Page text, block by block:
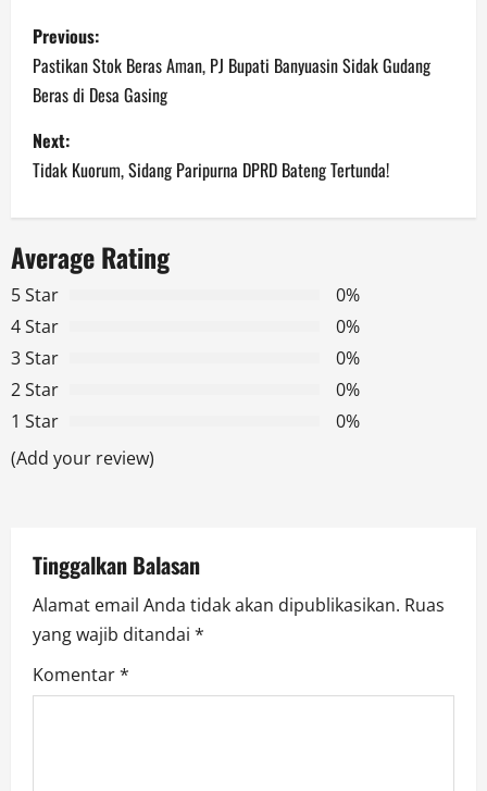
P
o
s
t
n
a
v
i
g
a
o
n
Previous:
Pastikan Stok Beras Aman, PJ Bupati Banyuasin Sidak Gudang
Beras di Desa Gasing
Next:
Tidak Kuorum, Sidang Paripurna DPRD Bateng Tertunda!
Average Rating
5 Star
0%
4 Star
0%
3 Star
0%
2 Star
0%
1 Star
0%
(Add your review)
Tinggalkan Balasan
Alamat email Anda tidak akan dipublikasikan. Ruas
yang wajib ditandai *
Komentar*